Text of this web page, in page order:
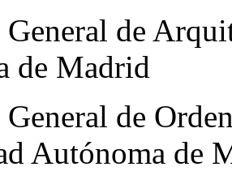
de
de Madrid
de
Autónoma de